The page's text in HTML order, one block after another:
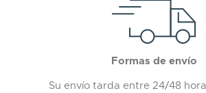
Formas de envío
Su envío tarda entre 24/48